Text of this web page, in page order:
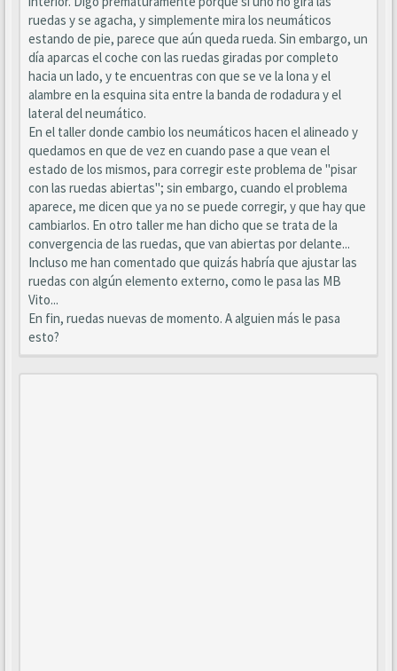
ruedas y se agacha, y simplemente mira los neumáticos
estando de pie, parece que aún queda rueda. Sin embargo, un
día aparcas el coche con las ruedas giradas por completo
hacia un lado, y te encuentras con que se ve la lona y el
alambre en la esquina sita entre la banda de rodadura y el
lateral del neumático.
En el taller donde cambio los neumáticos hacen el alineado y
quedamos en que de vez en cuando pase a que vean el
estado de los mismos, para corregir este problema de "pisar
con las ruedas abiertas"; sin embargo, cuando el problema
aparece, me dicen que ya no se puede corregir, y que hay que
cambiarlos. En otro taller me han dicho que se trata de la
convergencia de las ruedas, que van abiertas por delante...
Incluso me han comentado que quizás habría que ajustar las
ruedas con algún elemento externo, como le pasa las MB
Vito...
En fin, ruedas nuevas de momento. A alguien más le pasa
esto?